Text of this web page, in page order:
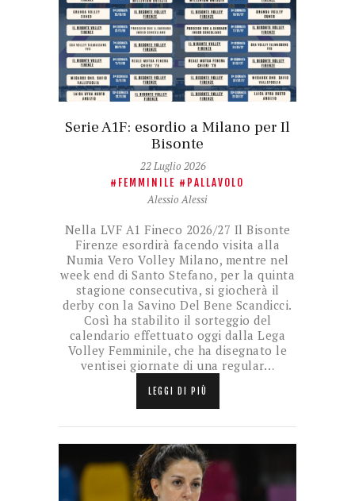
Serie A1F: esordio a Milano per Il
Bisonte
22 Luglio 2026
FEMMINILE PALLAVOLO
Alessio Alessi
Nella LVF A1 Fineco 2026/27 Il Bisonte
Firenze esordirà facendo visita alla
Numia Vero Volley Milano, mentre nel
week end di Santo Stefano, per la quinta
stagione consecutiva, si giocherà il
derby con la Savino Del Bene Scandicci.
Così ha stabilito il sorteggio del
calendario effettuato oggi dalla Lega
Volley Femminile, che ha disegnato le
ventisei giornate di una regular…
LEGGI DI PIÙ